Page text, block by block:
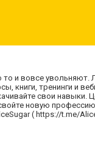
то и вовсе
книги, тренинги и
свои навыки.
новую
( https://t.me/